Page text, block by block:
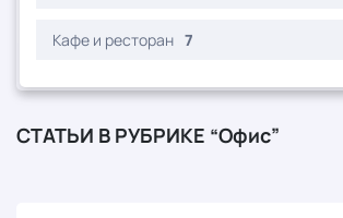
Кафе и ресторан 7
СТАТЬИ В РУБРИКЕ “Офис”